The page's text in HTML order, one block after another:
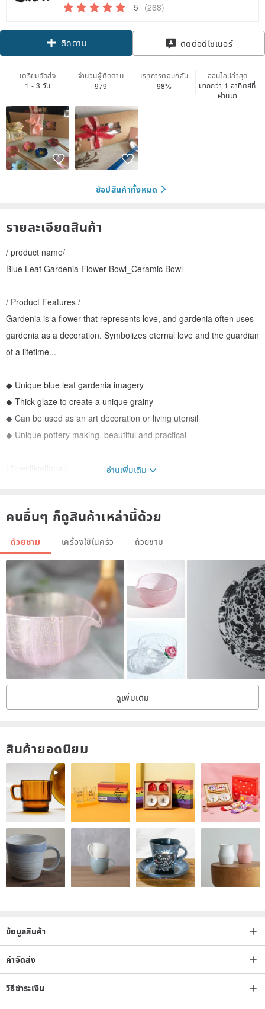
5 (268)
ติดตาม ติดต่อดีไซเนอร์
เตรียมจัดส่ง
1 - 3 วัน
จำนวนผู้ติดตาม
979
เรทการตอบกลับ
98%
ออนไลน์ล่าสุด
มากกว่า 1 อาทิตย์ที่
ผ่านมา
ช้อปสินค้าทั้งหมด
รายละเอียดสินค้า
/ product name/
Blue Leaf Gardenia Flower Bowl_Ceramic Bowl
/ Product Features /
Gardenia is a flower that represents love, and gardenia often uses
gardenia as a decoration. Symbolizes eternal love and the guardian
of a lifetime...
◆ Unique blue leaf gardenia imagery
◆ Thick glaze to create a unique grainy
◆ Can be used as an art decoration or living utensil
◆ Unique pottery making, beautiful and practical
/ Specifications /
/ Material /
Clay, cosmetic soil engraved, transparent glaze (oxidized at 1230
degrees or above)
/ Maintenance method /
1. Suitable for microwave ovens (medium and low temperature
only).
2. Not applicable to ovens and dishwashers.
3. Avoid severe temperature changes to prevent the porcelain from
rupturing, such as a sudden injection of ice water in a hot bowl.
4. Do not use rough tools to brush, hard objects may cause
damage or scratches on the glaze.
1. All hand-made works are burnt in high temperature kiln. The
surface glaze has ice cracks, particles and pores, which are all
natural kiln changes, which can be used with peace of mind.
2. It may cause color difference due to shooting and different
computer settings. If you have any questions, please feel free to
contact us.
(Handmade only this one, the finished fine black spots and
depressions are the natural phenomenon caused by the production
and firing, the refinement can not be compared with the mold
4. Super-commercial pick-up service is not available for over-sized
works.
/ Origin /
Taiwan
อ่านเพิ่มเติม
คนอื่นๆ ก็ดูสินค้าเหล่านี้ด้วย
ถ้วยชาม เครื่องใช้ในครัว ถ้วยชาม
ดูเพิ่มเติม
สินค้ายอดนิยม
ข้อมูลสินค้า
ค่าจัดส่ง
วิธีชำระเงิน